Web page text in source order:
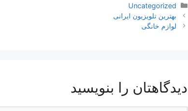
دسته‌ها
Uncategorized
ناوبری
نوشته‌ها
بهترین تلویزیون ایرانی
لوازم خانگی
دیدگاهتان را بنویسید